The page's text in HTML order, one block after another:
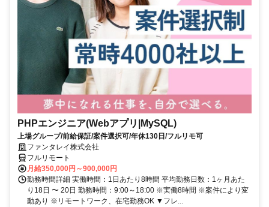
PHPエンジニア(Webアプリ|MySQL)
上場グループ/前給保証/案件選択可/年休130日/フルリモ可
ファンタレイ株式会社
フルリモート
月給350,000円～900,000円
勤務時間詳細 実働時間：1日あたり8時間 平均勤務日数：1ヶ月あた
り18日 〜 20日 勤務時間：9:00～18:00 ※実働8時間 ※案件により変
動あり ※リモートワーク、在宅勤務OK ▼フレ...